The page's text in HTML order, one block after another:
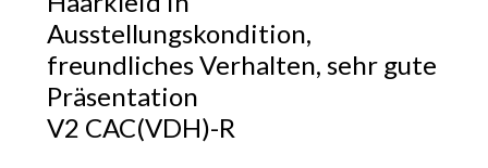
Ausstellungskondition,
freundliches Verhalten, sehr gute
Präsentation
V2 CAC(VDH)-R